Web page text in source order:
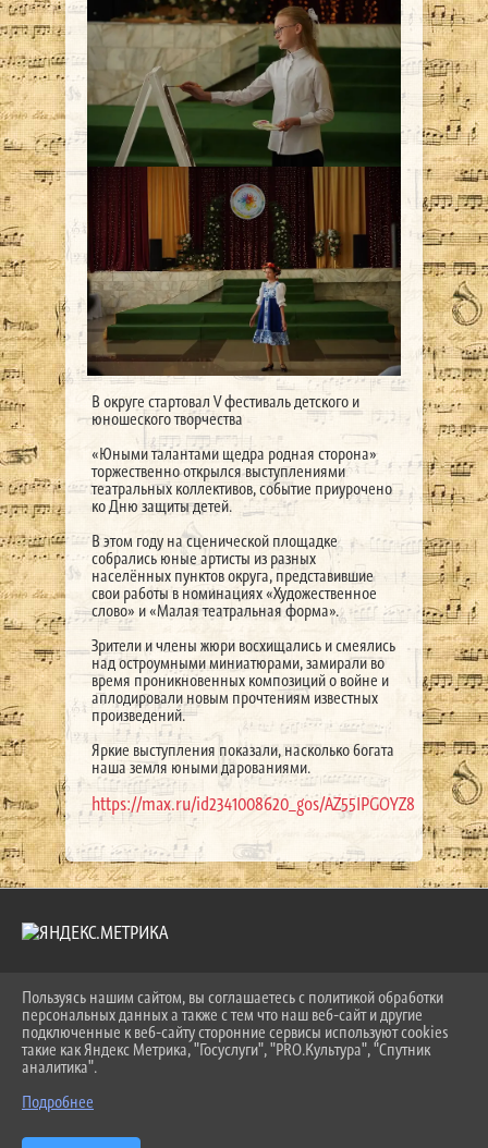
В округе стартовал V фестиваль детского и
юношеского творчества
«Юными талантами щедра родная сторона»
торжественно открылся выступлениями
театральных коллективов, событие приурочено
ко Дню защиты детей.
В этом году на сценической площадке
собрались юные артисты из разных
населённых пунктов округа, представившие
свои работы в номинациях «Художественное
слово» и «Малая театральная форма».
Зрители и члены жюри восхищались и смеялись
над остроумными миниатюрами, замирали во
время проникновенных композиций о войне и
аплодировали новым прочтениям известных
произведений.
Яркие выступления показали, насколько богата
наша земля юными дарованиями.
https://max.ru/id2341008620_gos/AZ55IPGOYZ8
2026 Г. LKDSHI.RU
ВХОД
КАРТА САЙТА
ПОЛИТИКА ОБРАБОТКИ ПЕРСОНАЛЬНЫХ ДАННЫХ
СДЕЛАНО НА KUBCMS
Пользуясь нашим сайтом, вы соглашаетесь с политикой обработки
персональных данных а также с тем что наш веб-сайт и другие
подключенные к веб-сайту сторонние сервисы используют cookies
такие как Яндекс Метрика, "Госуслуги", "PRO.Культура", "Спутник
аналитика".
Подробнее